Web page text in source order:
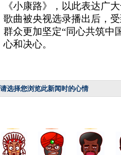
《小康路》，以此表达广
歌曲被央视选录播出后，
群众更加坚定“同心共筑中
心和决心。
请选择您浏览此新闻时的心情